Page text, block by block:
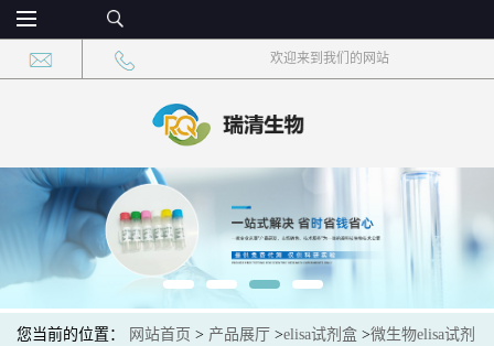
欢迎来到我们的网站
您当前的位置： 网站首页 > 产品展厅 >elisa试剂盒 >微生物elisa试剂